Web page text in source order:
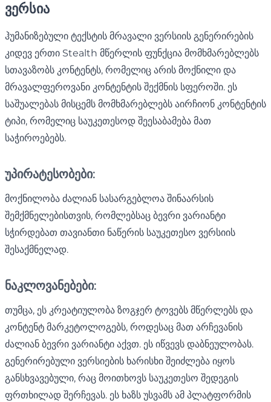
ვერსია
ჰუმანიზებული ტექსტის მრავალი ვერსიის გენერირების
კიდევ ერთი Stealth მწერლის ფუნქცია მომხმარებლებს
სთავაზობს კონტენტს, რომელიც არის მოქნილი და
მრავალფეროვანი კონტენტის შექმნის სფეროში. ეს
საშუალებას მისცემს მომხმარებლებს აირჩიონ კონტენტის
ტიპი, რომელიც საუკეთესოდ შეესაბამება მათ
საჭიროებებს.
უპირატესობები:
მოქნილობა ძალიან სასარგებლოა შინაარსის
შემქმნელებისთვის, რომლებსაც ბევრი ვარიანტი
სჭირდებათ თავიანთი ნაწერის საუკეთესო ვერსიის
შესაქმნელად.
ნაკლოვანებები:
თუმცა, ეს კრეატიულობა ზოგჯერ ტოვებს მწერლებს და
კონტენტ მარკეტოლოგებს, როდესაც მათ არჩევანის
ძალიან ბევრი ვარიანტი აქვთ. ეს იწვევს დაბნეულობას.
გენერირებული ვერსიების ხარისხი შეიძლება იყოს
განსხვავებული, რაც მოითხოვს საუკეთესო შედეგის
ფრთხილად შერჩევას. ეს ხაზს უსვამს ამ პლატფორმის